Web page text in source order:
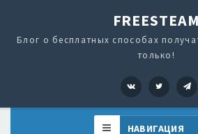
FREESTEAM
Блог о бесплатных способах
только!
VK Twitter